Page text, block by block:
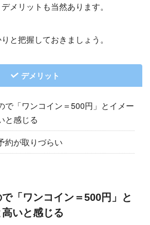
メリットも当然あります。
と把握しておきましょう。
デメリット
で「ワンコイン＝500円」とイメー
と感じる
約が取りづらい
「ワンコイン＝500円」と
いと感じる